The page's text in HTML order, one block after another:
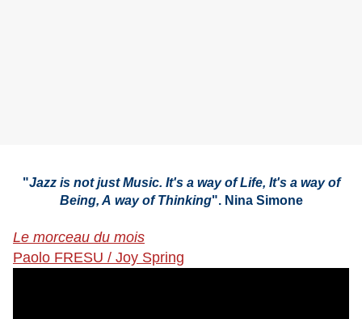
"Jazz is not just Music. It's a way of Life, It's a way of
Being, A way of Thinking". Nina Simone
Le morceau du mois
Paolo FRESU / Joy Spring